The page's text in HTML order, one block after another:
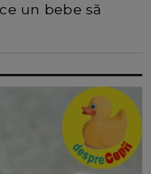
un bebe să